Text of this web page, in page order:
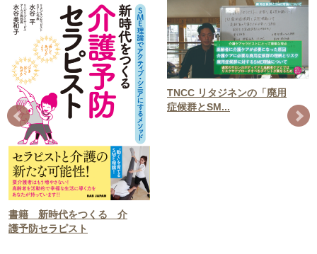
書籍 新時代をつくる 介
護予防セラピスト
TNCC リタジネンの「廃用
症候群とSM...